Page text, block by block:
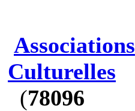
Associations
Culturelles
(78096